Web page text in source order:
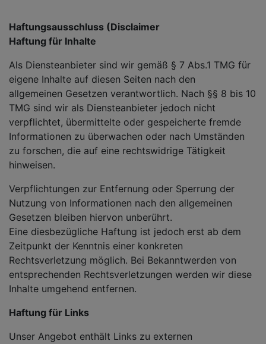
Haftungsausschluss (Disclaimer
Haftung für Inhalte
Als Diensteanbieter sind wir gemäß § 7 Abs.1 TMG für
eigene Inhalte auf diesen Seiten nach den
allgemeinen Gesetzen verantwortlich. Nach §§ 8 bis 10
TMG sind wir als Diensteanbieter jedoch nicht
verpflichtet, übermittelte oder gespeicherte fremde
Informationen zu überwachen oder nach Umständen
zu forschen, die auf eine rechtswidrige Tätigkeit
hinweisen.
Verpflichtungen zur Entfernung oder Sperrung der
Nutzung von Informationen nach den allgemeinen
Gesetzen bleiben hiervon unberührt.
Eine diesbezügliche Haftung ist jedoch erst ab dem
Zeitpunkt der Kenntnis einer konkreten
Rechtsverletzung möglich. Bei Bekanntwerden von
entsprechenden Rechtsverletzungen werden wir diese
Inhalte umgehend entfernen.
Haftung für Links
Unser Angebot enthält Links zu externen